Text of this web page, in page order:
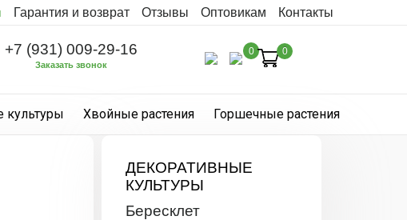
Гарантия и возврат Отзывы Оптовикам Контакты
+7 (931) 009-29-16
Заказать звонок
0 0
культуры Хвойные растения Горшечные растения
ДЕКОРАТИВНЫЕ
КУЛЬТУРЫ
Бересклет